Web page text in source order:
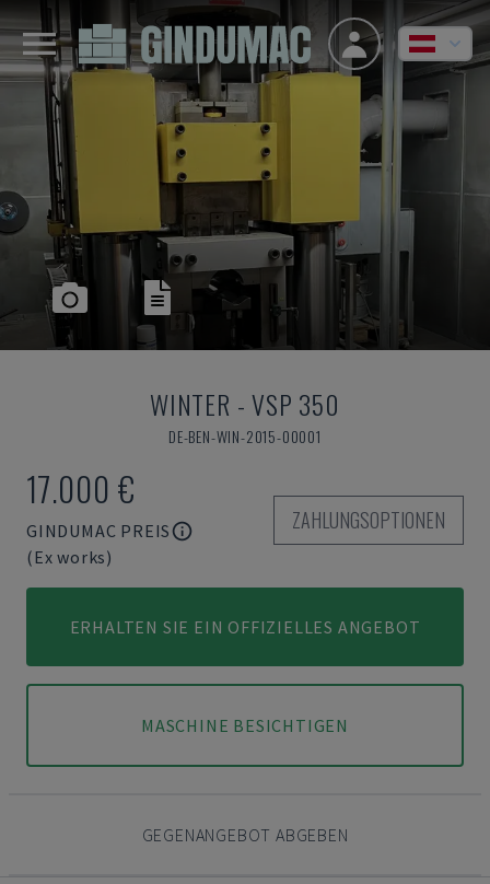
WINTER -VSP 350
DE-BEN-WIN-2015-00001
17.000 €
GINDUMAC PREIS
(Ex works)
ZAHLUNGSOPTIONEN
ERHALTEN SIE EIN OFFIZIELLES ANGEBOT
MASCHINE BESICHTIGEN
GEGENANGEBOT ABGEBEN